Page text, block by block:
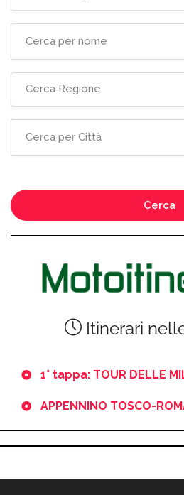
Cerca Regione
Cerca
Itinerari
1° tappa: TOUR DELLE
APPENNINO TOSCO-